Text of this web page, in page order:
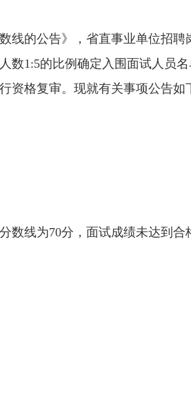
线的公告》，省直事业单位招聘
数1:5的比例确定入围面试人员
资格复审。现就有关事项公告如
数线为70分，面试成绩未达到合